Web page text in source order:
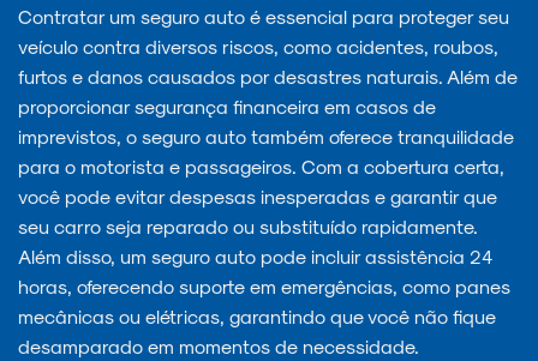
Contratar um seguro auto é essencial para proteger seu
veículo contra diversos riscos, como acidentes, roubos,
furtos e danos causados por desastres naturais. Além de
proporcionar segurança financeira em casos de
imprevistos, o seguro auto também oferece tranquilidade
para o motorista e passageiros. Com a cobertura certa,
você pode evitar despesas inesperadas e garantir que
seu carro seja reparado ou substituído rapidamente.
Além disso, um seguro auto pode incluir assistência 24
horas, oferecendo suporte em emergências, como panes
mecânicas ou elétricas, garantindo que você não fique
desamparado em momentos de necessidade.